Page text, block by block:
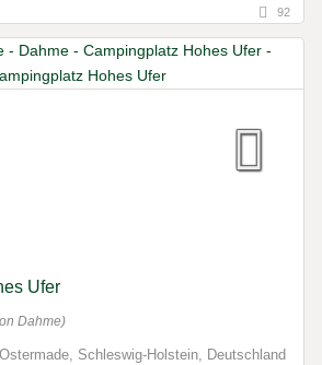
92
Ufer
Dahme)
Schleswig-Holstein, Deutschland